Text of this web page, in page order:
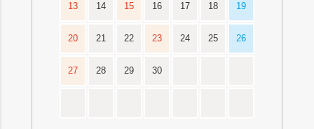
13 14 15 16 17 18 19
20 21 22 23 24 25 26
27 28 29 30